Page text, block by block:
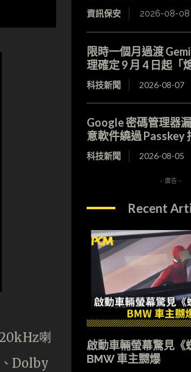
喇
Dolby
資訊保安 2026-08-08
限時一個月過渡
理確定 9 月 4 日起「
科技新聞 2026-08-07
Google 密碼管理器
意軟件繞過 Passkey
科技新聞 2026-08-05
- 廣告 -
Recent
啟動車輛螢幕驚見《
BMW 車主嬲爆